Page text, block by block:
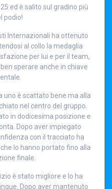
ed è salito sul gradino più
podio!
Internazionali ha ottenuto
al collo la medaglia
per lui e per il team,
sperare anche in chiave
uno è scattato bene ma alla
nel centro del gruppo.
in dodicesima posizione e
Dopo aver impiegato
con il tracciato ha
lo hanno portato fino alla
finale.
è stato migliore e lo ha
Dopo aver mantenuto